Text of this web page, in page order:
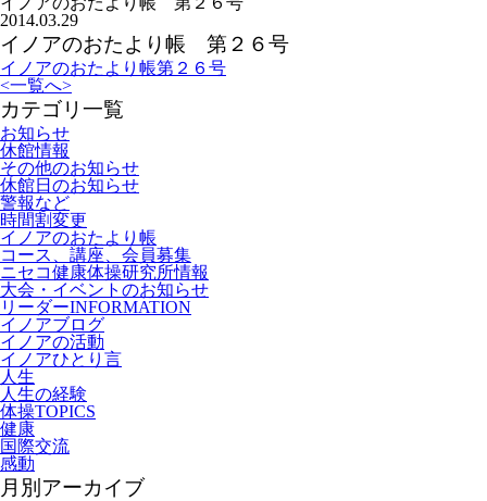
2014.03.29
イノアのおたより帳 第２６号
イノアのおたより帳第２６号
<一覧へ>
カテゴリ一覧
お知らせ
休館情報
その他のお知らせ
休館日のお知らせ
警報など
時間割変更
イノアのおたより帳
コース、講座、会員募集
ニセコ健康体操研究所情報
大会・イベントのお知らせ
リーダーINFORMATION
イノアブログ
イノアの活動
イノアひとり言
人生
人生の経験
体操TOPICS
健康
国際交流
感動
月別アーカイブ